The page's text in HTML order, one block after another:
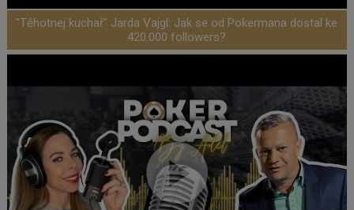
"Těhotnej kuchař" Jarda Vajgl: Jak se od Pokermana dostal ke
420.000 followers?